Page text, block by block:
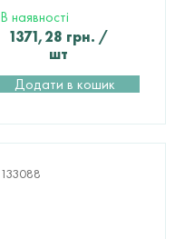
В наявності
1371,28 грн. /
шт
Додати в кошик
133088